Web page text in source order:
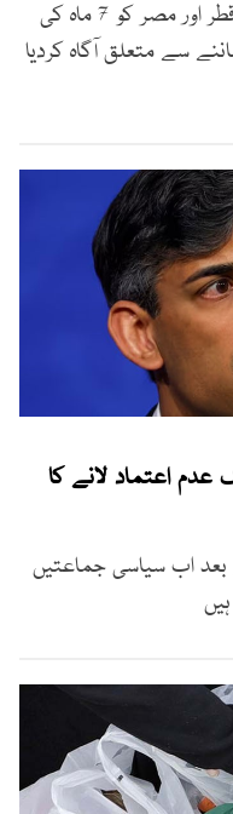
حماس کے سربراہ اسماعیل ہنیہ نے قطر اور مصر کو 7 ماہ کی
سے متعلق آگاہ کردیا
عدم اعتماد لانے کا
اب سیاسی جماعتیں